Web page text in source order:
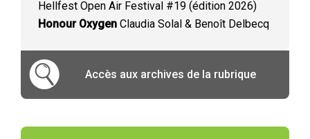
Hellfest Open Air Festival #19 (édition 2026)
Honour Oxygen Claudia Solal & Benoît Delbecq
Accès aux archives de la rubrique